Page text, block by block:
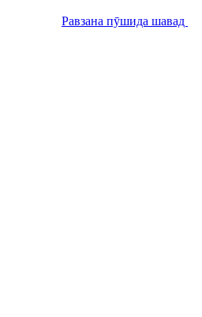
Равзана пӯшида шавад